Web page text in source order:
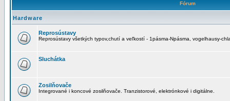
Fórum
Hardware
Reprosústavy
Reprosústavy všetkých typov,chutí a veľkostí - 1pásma-Npásma, vogelhausy-
Sluchátka
Zosilňovače
Integrované i koncové zosilňovače. Tranzistorové, elektrónkové i digitálne.